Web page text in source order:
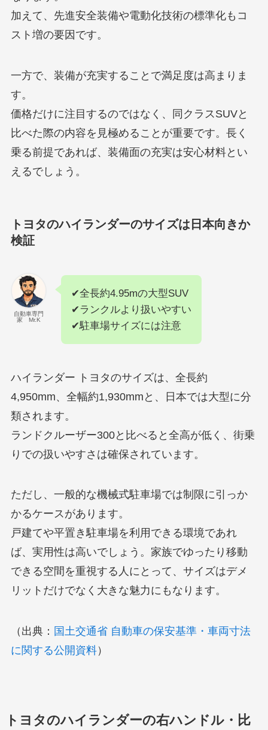
加えて、先進安全装備や電動化技術の標準化もコ
スト増の要因です。
一方で、装備が充実することで満足度は高まりま
す。
価格だけに注目するのではなく、同クラスSUVと
比べた際の内容を見極めることが重要です。長く
乗る前提であれば、装備面の充実は安心材料とい
えるでしょう。
トヨタのハイランダーのサイズは日本向きか
検証
自動車専門
家 Mr.K
✔全長約4.95mの大型SUV
✔ランクルより扱いやすい
✔駐車場サイズには注意
ハイランダー トヨタのサイズは、全長約
4,950mm、全幅約1,930mmと、日本では大型に分
類されます。
ランドクルーザー300と比べると全高が低く、街乗
りでの扱いやすさは確保されています。
ただし、一般的な機械式駐車場では制限に引っか
かるケースがあります。
戸建てや平置き駐車場を利用できる環境であれ
ば、実用性は高いでしょう。家族でゆったり移動
できる空間を重視する人にとって、サイズはデメ
リットだけでなく大きな魅力にもなります。
（出典： 国土交通省 自動車の保安基準・車両寸法
に関する公開資料）
トヨタのハイランダーの右ハンドル・比